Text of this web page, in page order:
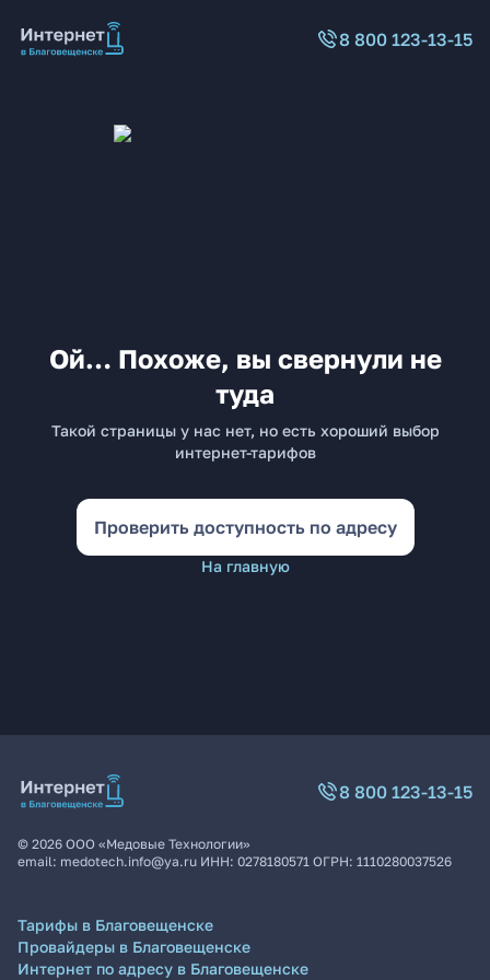
8 800 123-13-15
Ой… Похоже, вы свернули не
туда
Такой страницы у нас нет, но есть хороший выбор
интернет-тарифов
Проверить доступность по адресу
На главную
8 800 123-13-15
© 2026 ООО «Медовые Технологии»
email: medotech.info@ya.ru ИНН: 0278180571 ОГРН: 1110280037526
Тарифы в Благовещенске
Провайдеры в Благовещенске
Интернет по адресу в Благовещенске